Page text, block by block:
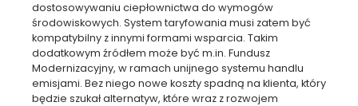
dostosowywaniu ciepłownictwa do wymogów
środowiskowych. System taryfowania musi zatem być
kompatybilny z innymi formami wsparcia. Takim
dodatkowym źródłem może być m.in. Fundusz
Modernizacyjny, w ramach unijnego systemu handlu
emisjami. Bez niego nowe koszty spadną na klienta, który
będzie szukał alternatyw, które wraz z rozwojem